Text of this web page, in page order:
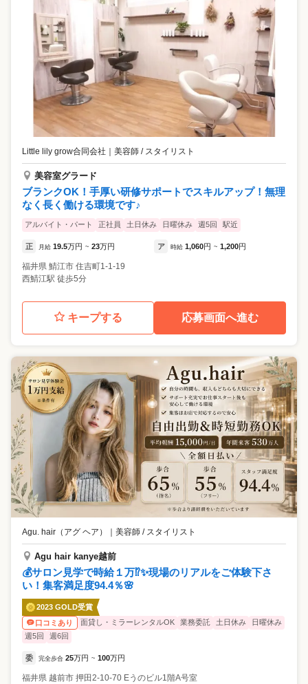
Little lily grow合同会社 ｜ 美容師 / スタイリスト
美容室グラード
ブランクOK！手厚い研修サポートでスキルアップ！無理
なく長く働ける環境です♪
アルバイト・パート 正社員 土日休み 日曜休み 週5回 駅近
正 月給 19.5万円 ~ 23万円 ア 時給 1,060円 ~ 1,200円
福井県 鯖江市 住吉町1-1-19
西鯖江駅 徒歩5分
キープする 応募画面へ進む
Agu. hair（アグ ヘア） ｜ 美容師 / スタイリスト
Agu hair kanye越前
💰サロン見学で時給１万⁉✨現場のリアルをご体験下さ
い！集客満足度94.4％🌸
2023 GOLD受賞
口コミあり
面貸し・ミラーレンタルOK 業務委託 土日休み
日曜休み
週5回
週6回
委 完全歩合 25万円 ~ 100万円
福井県 越前市 押田2-10-70 Eうのビル1階A号室